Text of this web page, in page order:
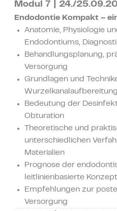
Modul 7 | 24./
Endodontie Kompakt –
Anatomie, Physiologie
Endodontiums,
Behandlungsplanung,
Versorgung
Grundlagen und
Wurzelkanalaufbereitung
Bedeutung der
Obturation
Theoretische und
unterschiedlichen
Materialien
Prognose der
leitlinienbasierte
Empfehlungen zur
Versorgung